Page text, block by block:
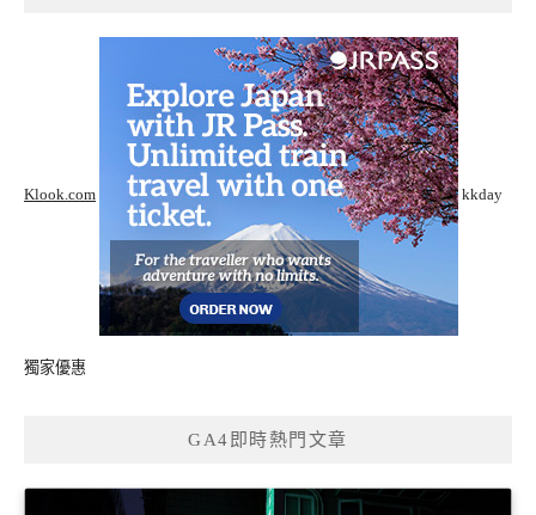
Klook.com kkday
獨家優惠
GA4即時熱門文章